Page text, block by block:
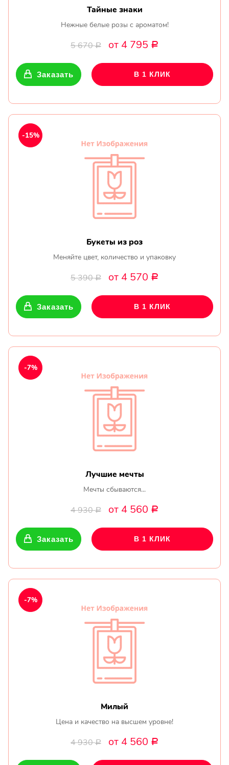
Тайные знаки
Нежные белые розы с ароматом!
5 670Р от 4 795 Р
Заказать В 1 КЛИК
Букеты из роз
Меняйте цвет, количество и упаковку
5 390Р от 4 570 Р
-15%
Заказать В 1 КЛИК
Лучшие мечты
Мечты сбываются...
4 930Р от 4 560 Р
-7%
Заказать В 1 КЛИК
Милый
Цена и качество на высшем уровне!
4 930Р от 4 560 Р
-7%